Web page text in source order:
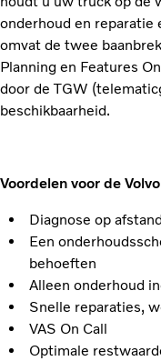
onderhoud en reparatie
omvat de twee
Planning en Features
door de TGW
beschikbaarheid.
Voordelen voor de
Diagnose op
Een
behoeften
Alleen onderhoud
Snelle reparaties,
VAS On Call
Optimale